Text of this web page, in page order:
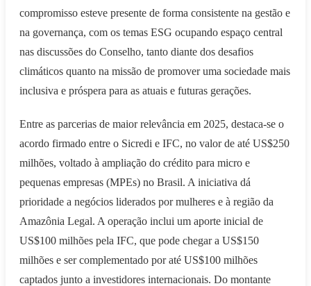
compromisso esteve presente de forma consistente na gestão e
na governança, com os temas ESG ocupando espaço central
nas discussões do Conselho, tanto diante dos desafios
climáticos quanto na missão de promover uma sociedade mais
inclusiva e próspera para as atuais e futuras gerações.
Entre as parcerias de maior relevância em 2025, destaca-se o
acordo firmado entre o Sicredi e IFC, no valor de até US$250
milhões, voltado à ampliação do crédito para micro e
pequenas empresas (MPEs) no Brasil. A iniciativa dá
prioridade a negócios liderados por mulheres e à região da
Amazônia Legal. A operação inclui um aporte inicial de
US$100 milhões pela IFC, que pode chegar a US$150
milhões e ser complementado por até US$100 milhões
captados junto a investidores internacionais. Do montante